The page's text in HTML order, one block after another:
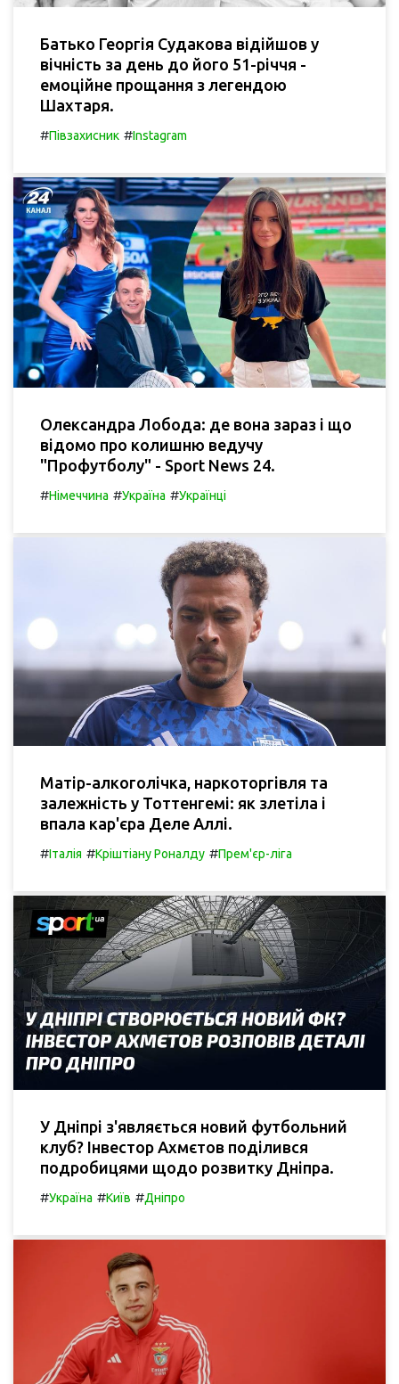
Батько Георгія Судакова відійшов у
вічність за день до його 51-річчя -
емоційне прощання з легендою
Шахтаря.
#Півзахисник #Instagram
Олександра Лобода: де вона зараз і що
відомо про колишню ведучу
"Профутболу" - Sport News 24.
#Німеччина #Україна #Українці
Матір-алкоголічка, наркоторгівля та
залежність у Тоттенгемі: як злетіла і
впала кар'єра Деле Аллі.
#Італія #Кріштіану Роналду #Прем'єр-ліга
У Дніпрі з'являється новий футбольний
клуб? Інвестор Ахмєтов поділився
подробицями щодо розвитку Дніпра.
#Україна #Київ #Дніпро